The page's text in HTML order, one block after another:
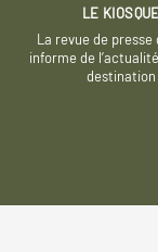
LE
La revue de presse
informe de
destination